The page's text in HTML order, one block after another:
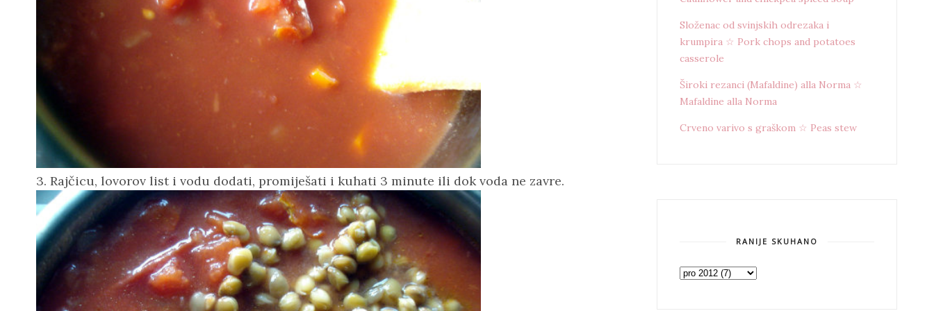
3. Rajčicu, lovorov list i vodu dodati, promiješati i kuhati 3 minute ili dok voda ne zavre.
Složenac od svinjskih odrezaka i
krumpira ☆ Pork chops and potatoes
casserole
Široki rezanci (Mafaldine) alla Norma ☆
Mafaldine alla Norma
Crveno varivo s graškom ☆ Peas stew
RANIJE SKUHANO